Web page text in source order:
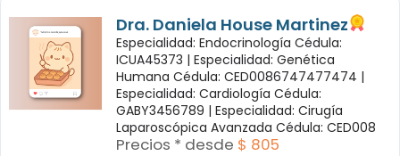
Dra. Daniela House Martinez
Especialidad: Endocrinología Cédula:
ICUA45373 | Especialidad: Genética
Humana Cédula: CED0086747477474 |
Especialidad: Cardiología Cédula:
GABY3456789 | Especialidad: Cirugía
Laparoscópica Avanzada Cédula: CED008
Precios * desde $ 805